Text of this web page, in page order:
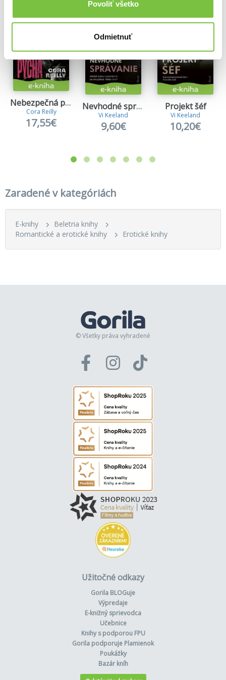
Povoliť všetko
Odmietnuť
Nebezpečná pýcha
Cora Reilly
17,55€
Nevhodné správanie
Vi Keeland
9,60€
Projekt šéf
Vi Keeland
10,20€
Zaradené v kategóriách
E-knihy
Beletria knihy
Romantické a erotické knihy
Erotické knihy
© Všetky práva vyhradené
Užitočné odkazy
Gorila BLOGuje
Výpredaje
E-knižný sprievodca
Učebnice
Knihy s podporou FPU
Gorila podporuje Plamienok
Poukážky
Bazár kníh